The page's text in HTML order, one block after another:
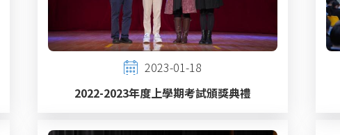
2023-01-18
2022-2023年度上學期考試頒獎典禮